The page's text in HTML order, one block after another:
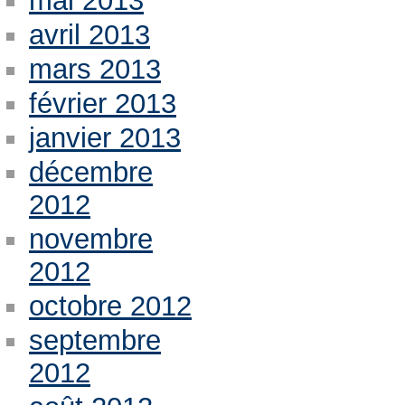
avril 2013
mars 2013
février 2013
janvier 2013
décembre
2012
novembre
2012
octobre 2012
septembre
2012